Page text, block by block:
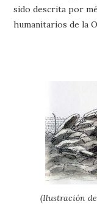
sido descrita por
humanitarios de la
(Ilustración